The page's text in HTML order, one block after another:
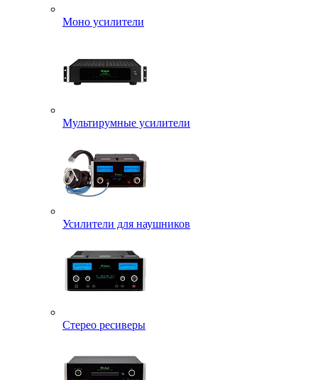
Моно усилители
Мультирумные усилители
Усилители для наушников
Стерео ресиверы